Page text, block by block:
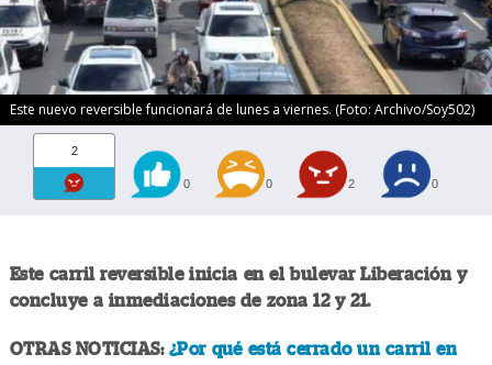
Este nuevo reversible funcionará de lunes a viernes. (Foto: Archivo/Soy502)
2
0 0 2 0
Este carril reversible inicia en el bulevar Liberación y
concluye a inmediaciones de zona 12 y 21.
OTRAS NOTICIAS: ¿Por qué está cerrado un carril en